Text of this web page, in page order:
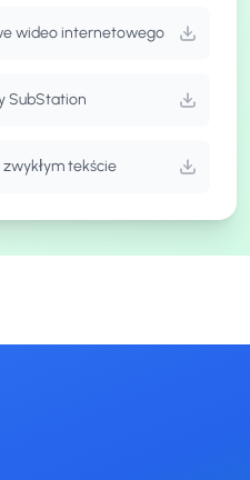
wideo internetowego
SubStation
tekście